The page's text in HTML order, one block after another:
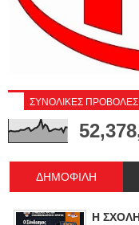
ΣΥΝΟΛΙΚΕΣ ΠΡΟΒΟΛΕΣ
ΔΗΜΟΦΙΛΗ
Η